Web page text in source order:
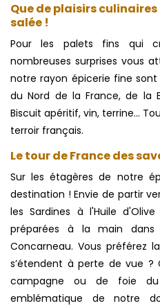
Que de plaisirs
salée !
Pour les palets fins qui
nombreuses surprises vous
notre rayon épicerie fine sont
du Nord de la France, de la
Biscuit apéritif, vin, terrine…
terroir français.
Le tour de France des
Sur les étagères de notre
destination ! Envie de partir
les Sardines à l'Huile
préparées à la main dans
Concarneau. Vous préférez
s’étendent à perte de vue
campagne ou de foie
emblématique de notre